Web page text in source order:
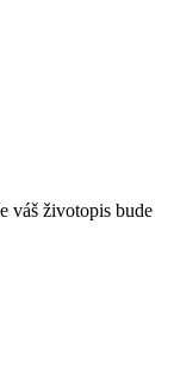
váš životopis bude